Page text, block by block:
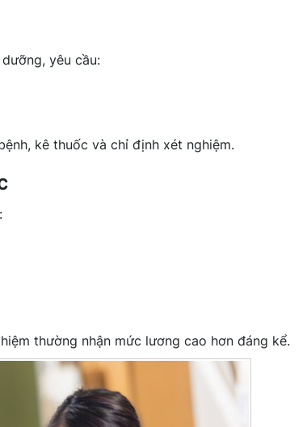
yêu cầu:
kê thuốc và chỉ định xét nghiệm.
thường nhận mức lương cao hơn đáng kể.